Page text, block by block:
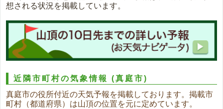
想される状況を掲載しています。
近隣市町村の気象情報(真庭市)
真庭市の役所付近の天気予報を掲載しております。掲載市
町村（都道府県）は山頂の位置を元に定めています。